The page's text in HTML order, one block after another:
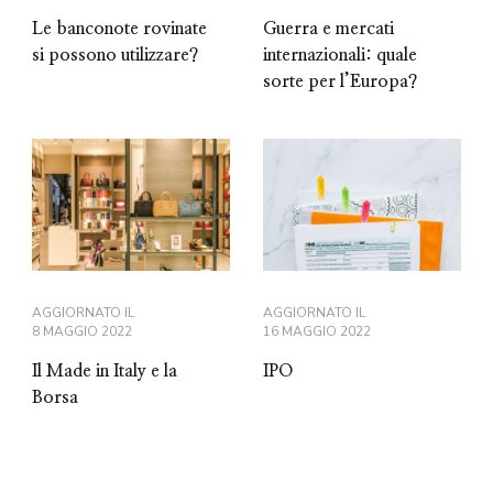
Le banconote rovinate
si possono utilizzare?
Guerra e mercati
internazionali: quale
sorte per l’Europa?
AGGIORNATO IL
8 MAGGIO 2022
Il Made in Italy e la
Borsa
AGGIORNATO IL
16 MAGGIO 2022
IPO